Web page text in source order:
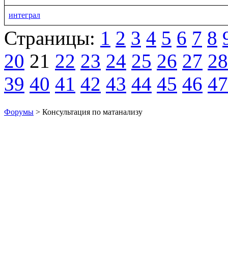
интеграл
Страницы: 1 2 3 4 5 6 7 8
20 21 22 23 24 25 26 27 28
39 40 41 42 43 44 45 46 47
Форумы > Консультация по матанализу